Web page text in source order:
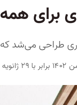
برای
طراحی می‌شد که